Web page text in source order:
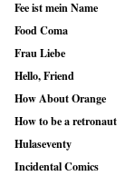
Fee ist mein Name
Food Coma
Frau Liebe
Hello, Friend
How About Orange
How to be a retronaut
Hulaseventy
Incidental Comics